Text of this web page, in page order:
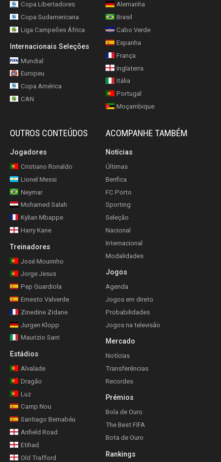
Copa Libertadores
Copa Sudamericana
Liga Campeões África
Internacionais Seleções
Mundial
Europeu
Copa América
CAN
Alemanha
Brasil
Cabo Verde
Espanha
França
Inglaterra
Itália
Portugal
Moçambique
OUTROS CONTEÚDOS
Jogadores
Cristiano Ronaldo
Lionel Messi
Neymar
Mohamed Salah
Kylian Mbappe
Harry Kane
Treinadores
José Mourinho
Jorge Jesus
Pep Guardiola
Ernesto Valverde
Zinedine Zidane
Jurgen Klopp
Maurizio Sarri
Estádios
Alvalade
Dragão
Luz
Camp Nou
Santiago Bernabéu
Anfield Road
Etihad
Old Trafford
ACOMPANHE TAMBÉM
Notícias
Últimas
Benfica
FC Porto
Sporting
Seleção
Nacional
Internacional
Modalidades
Jogos
Agenda
Jogos em direto
Probabilidades
Jogos na televisão
Mercado
Notícias
Transferências
Recordes
Prémios
Bola de Ouro
The Best FIFA
Bota de Ouro
Rankings